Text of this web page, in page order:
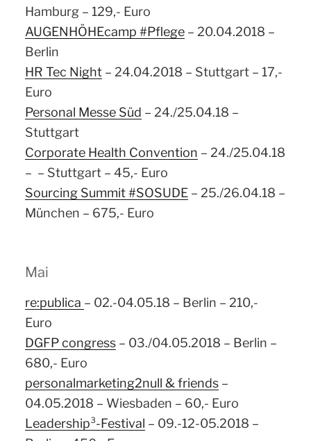
Hamburg – 129,- Euro
AUGENHÖHEcamp #Pflege – 20.04.2018 –
Berlin
HR Tec Night – 24.04.2018 – Stuttgart – 17,-
Euro
Personal Messe Süd – 24./25.04.18 –
Stuttgart
Corporate Health Convention – 24./25.04.18
– – Stuttgart – 45,- Euro
Sourcing Summit #SOSUDE – 25./26.04.18 –
München – 675,- Euro
Mai
re:publica – 02.-04.05.18 – Berlin – 210,-
Euro
DGFP congress – 03./04.05.2018 – Berlin –
680,- Euro
personalmarketing2null & friends –
04.05.2018 – Wiesbaden – 60,- Euro
Leadership³-Festival – 09.-12-05.2018 –